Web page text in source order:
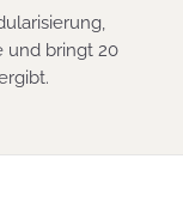
und bringt 20